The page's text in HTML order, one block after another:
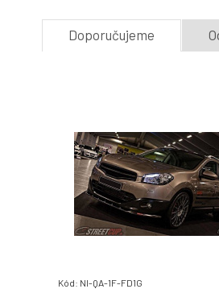
Doporučujeme
Kód: NI-QA-1F-FD1G